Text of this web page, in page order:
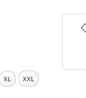
XL XXL